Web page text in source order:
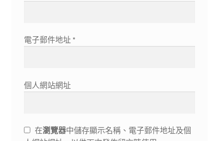
電子郵件地址 *
個人網站網址
在瀏覽器中儲存顯示名稱、電子郵件地址及個